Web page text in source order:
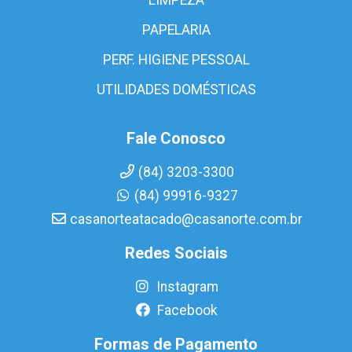
PAPELARIA
PERF. HIGIENE PESSOAL
UTILIDADES DOMÉSTICAS
Fale Conosco
(84) 3203-3300
(84) 99916-9327
casanorteatacado@casanorte.com.br
Redes Sociais
Instagram
Facebook
Formas de Pagamento